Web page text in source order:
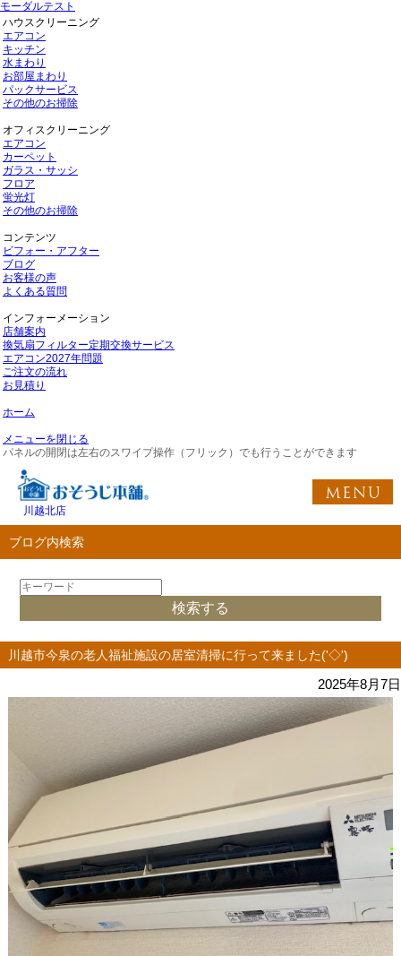
モーダルテスト
ハウスクリーニング
エアコン
キッチン
水まわり
お部屋まわり
パックサービス
その他のお掃除
オフィスクリーニング
エアコン
カーペット
ガラス・サッシ
フロア
蛍光灯
その他のお掃除
コンテンツ
ビフォー・アフター
ブログ
お客様の声
よくある質問
インフォーメーション
店舗案内
換気扇フィルター定期交換サービス
エアコン2027年問題
ご注文の流れ
お見積り
ホーム
メニューを閉じる
パネルの開閉は左右のスワイプ操作（フリック）でも行うことができます
川越北店
ブログ内検索
川越市今泉の老人福祉施設の居室清掃に行って来ました('◇')ゞ
2025年8月7日